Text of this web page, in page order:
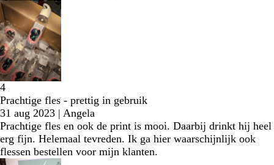
4
Prachtige fles - prettig in gebruik
31 aug 2023 | Angela
Prachtige fles en ook de print is mooi. Daarbij drinkt hij heel
erg fijn. Helemaal tevreden. Ik ga hier waarschijnlijk ook
flessen bestellen voor mijn klanten.